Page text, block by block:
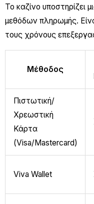
Το καζίνο υποστηρίζει
μεθόδων πληρωμής.
τους χρόνους
Μέθοδος
Πιστωτική/
Χρεωστική
Κάρτα
(Visa/Mastercard)
Viva Wallet